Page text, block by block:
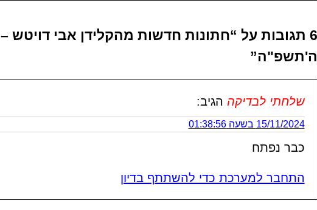
6 תגובות על “חתונות חדשות מהקלידן אבי דויטש –
ה'תשפ"ה”
שלחתי לבדיקה הגיב:
15/11/2024 בשעה 01:38:56
כבר נפתח
התחבר למערכת כדי להשתתף בדיון